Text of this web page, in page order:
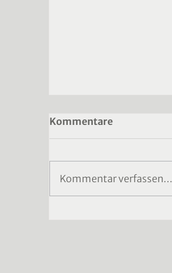
Kommentare
Kommentar verfassen...